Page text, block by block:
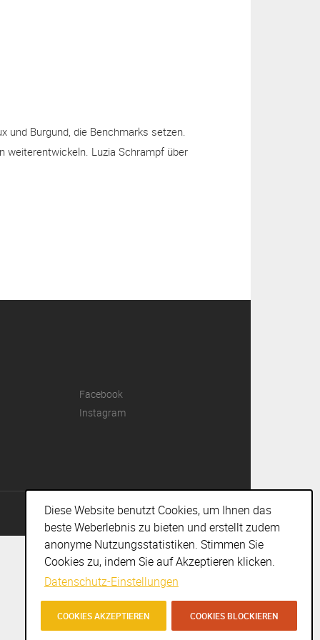
Burgund, die Benchmarks setzen.
weiterentwickeln. Luzia Schrampf über
Facebook
Instagram
IMPRESSUMIDISCLAIMERIAGBSI © AGENTURENGEL 2018
Diese Website benutzt Cookies, um Ihnen das
beste Weberlebnis zu bieten und erstellt zudem
anonyme Nutzungsstatistiken. Stimmen Sie
Cookies zu, indem Sie auf Akzeptieren klicken.
Datenschutz-Einstellungen
COOKIES AKZEPTIEREN COOKIES BLOCKIEREN